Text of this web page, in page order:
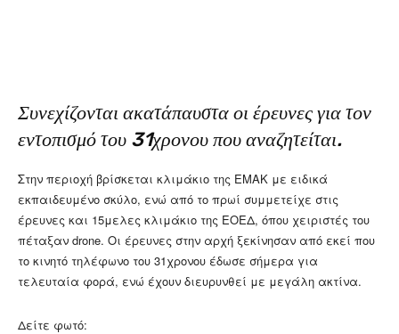
Συνεχίζονται ακατάπαυστα οι έρευνες για τον
εντοπισμό του 31χρονου που αναζητείται.
Στην περιοχή βρίσκεται κλιμάκιο της ΕΜΑΚ με ειδικά
εκπαιδευμένο σκύλο, ενώ από το πρωί συμμετείχε στις
έρευνες και 15μελες κλιμάκιο της ΕΟΕΔ, όπου χειριστές του
πέταξαν drone. Οι έρευνες στην αρχή ξεκίνησαν από εκεί που
το κινητό τηλέφωνο του 31χρονου έδωσε σήμερα για
τελευταία φορά, ενώ έχουν διευρυνθεί με μεγάλη ακτίνα.
Δείτε φωτό: